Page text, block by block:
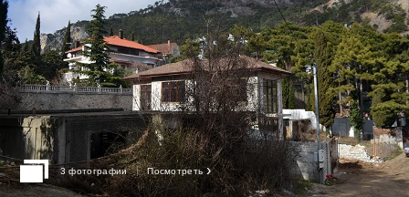
3 фотографии Посмотреть ›